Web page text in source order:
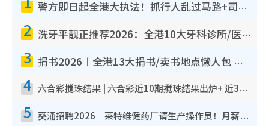
警方即日起全港大执法！抓行人乱过马路+司机不专注驾驶！乱过马路罚$2000
2 洗牙平靓正推荐2026：全港10大牙科诊所/医院懒人包，夜诊至8点/镇静洁牙/医疗券适用
3 捐书2026︱全港13大捐书/卖书地点懒人包 二手课本最高$150＋旧书换免费咖啡/戏票
4 六合彩搅珠结果 | 六合彩近10期搅珠结果出炉+ 近30期最旺热门中奖号码
5 葵涌招聘2026｜莱特维健药厂请生产操作员！月薪高达$1.7万 冷气厂房/五天工作/保障双粮